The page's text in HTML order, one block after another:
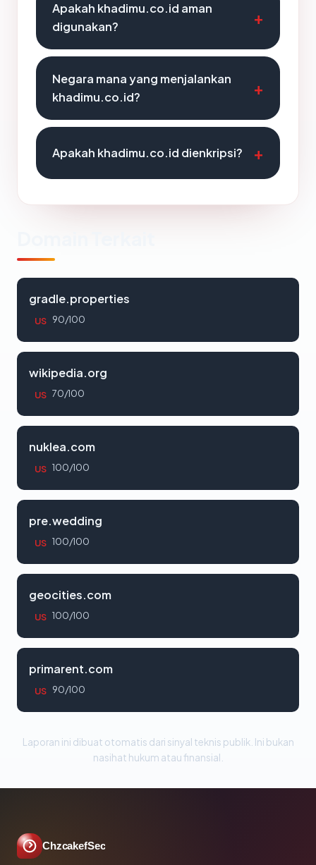
Apakah khadimu.co.id aman
digunakan?
Negara mana yang menjalankan
khadimu.co.id?
Apakah khadimu.co.id dienkripsi?
gradle.properties
US 90/100
wikipedia.org
US 70/100
nuklea.com
US 100/100
pre.wedding
US 100/100
geocities.com
US 100/100
primarent.com
US 90/100
Laporan ini dibuat otomatis dari sinyal teknis publik. Ini bukan
nasihat hukum atau finansial.
ChzcakefSec